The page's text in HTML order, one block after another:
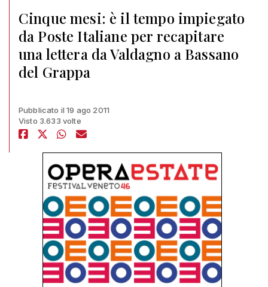
Cinque mesi: è il tempo impiegato
da Poste Italiane per recapitare
una lettera da Valdagno a Bassano
del Grappa
Pubblicato il 19 ago 2011
Visto 3.633 volte